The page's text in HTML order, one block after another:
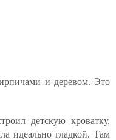
и деревом. Это
детскую кроватку,
идеально гладкой. Там